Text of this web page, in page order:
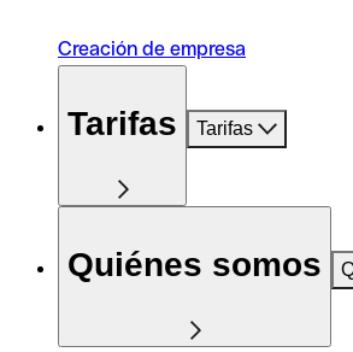
Creación de empresa
Tarifas Tarifas
Quiénes somos